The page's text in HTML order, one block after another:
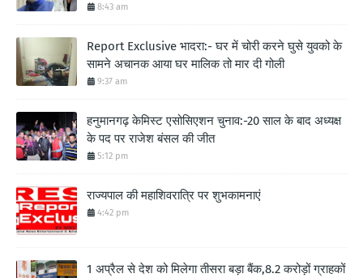
8:43 am
Report Exclusive भादरा:- घर में चोरी करने घुसे युवको के
सामने अचानक आया घर मालिक तो मार दी गोली
9:37 am
हनुमानगढ़ केमिस्ट एसोसिएशन चुनाव:-20 साल के बाद अध्यक्ष
के पद पर राजेश बंसल की जीत
5:12 pm
राज्यपाल की महाशिवरात्रि पर शुभकामनाएं
4:42 pm
1 अप्रैल से देश को मिलेगा तीसरा बड़ा बैंक,8.2 करोड़ों ग्राहकों